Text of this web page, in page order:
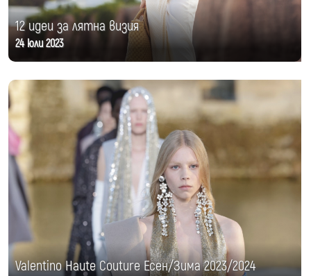
12 идеи за лятна визия
24 юли 2023
Valentino Haute Couture Есен/Зима 2023/2024